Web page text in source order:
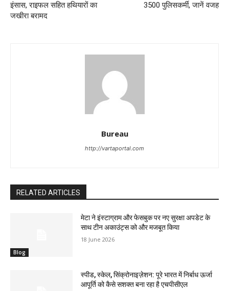
इंसास, राइफल सहित हथियारों का
जखीरा बरामद
3500 पुलिसकर्मी, जानें वजह
Bureau
http://vartaportal.com
RELATED ARTICLES
Blog
मेटा ने इंस्टाग्राम और फेसबुक पर नए सुरक्षा अपडेट के
साथ टीन अकाउंट्स को और मजबूत किया
18 June 2026
स्पीड, स्केल, सिंक्रोनाइज़ेशन: पूरे भारत में निर्बाध ऊर्जा
आपूर्ति को कैसे सशक्त बना रहा है एचपीसीएल